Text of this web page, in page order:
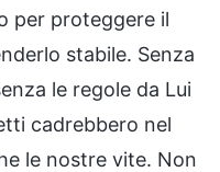
per proteggere il
stabile. Senza
le regole da Lui
cadrebbero nel
le nostre vite. Non